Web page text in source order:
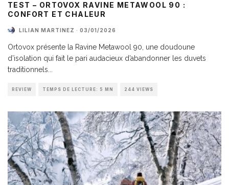
TEST – ORTOVOX RAVINE METAWOOL 90 :
CONFORT ET CHALEUR
LILIAN MARTINEZ · 03/01/2026
Ortovox présente la Ravine Metawool 90, une doudoune
d’isolation qui fait le pari audacieux d’abandonner les duvets
traditionnels...
REVIEW TEMPS DE LECTURE: 5 MN 244 VIEWS